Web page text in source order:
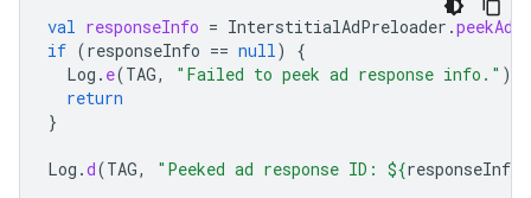
val responseInfo = InterstitialAdPreloader .
if (responseInfo == null)
{
Log . e(TAG, "Failed to peek ad response info." )
return
}
Log .d(TAG, "Peeked ad response ID: ${responseInfo